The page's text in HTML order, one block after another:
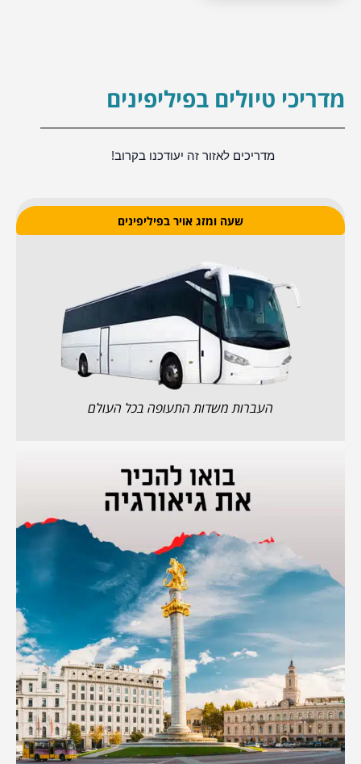
מדריכי טיולים בפיליפינים
מדריכים לאזור זה יעודכנו בקרוב!
שעה ומזג אויר בפיליפינים
העברות משדות התעופה בכל העולם